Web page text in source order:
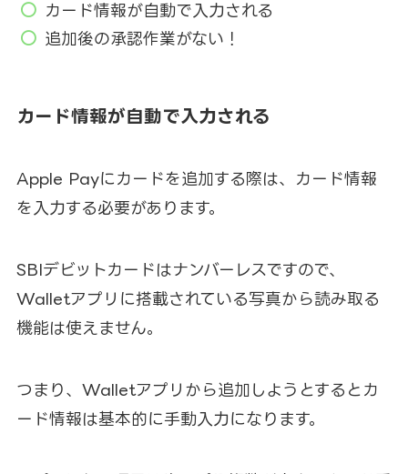
カード情報が自動で入力される
追加後の承認作業がない！
カード情報が自動で入力される
Apple Payにカードを追加する際は、カード情報
を入力する必要があります。
SBIデビットカードはナンバーレスですので、
Walletアプリに搭載されている写真から読み取る
機能は使えません。
つまり、Walletアプリから追加しようとするとカ
ード情報は基本的に手動入力になります。